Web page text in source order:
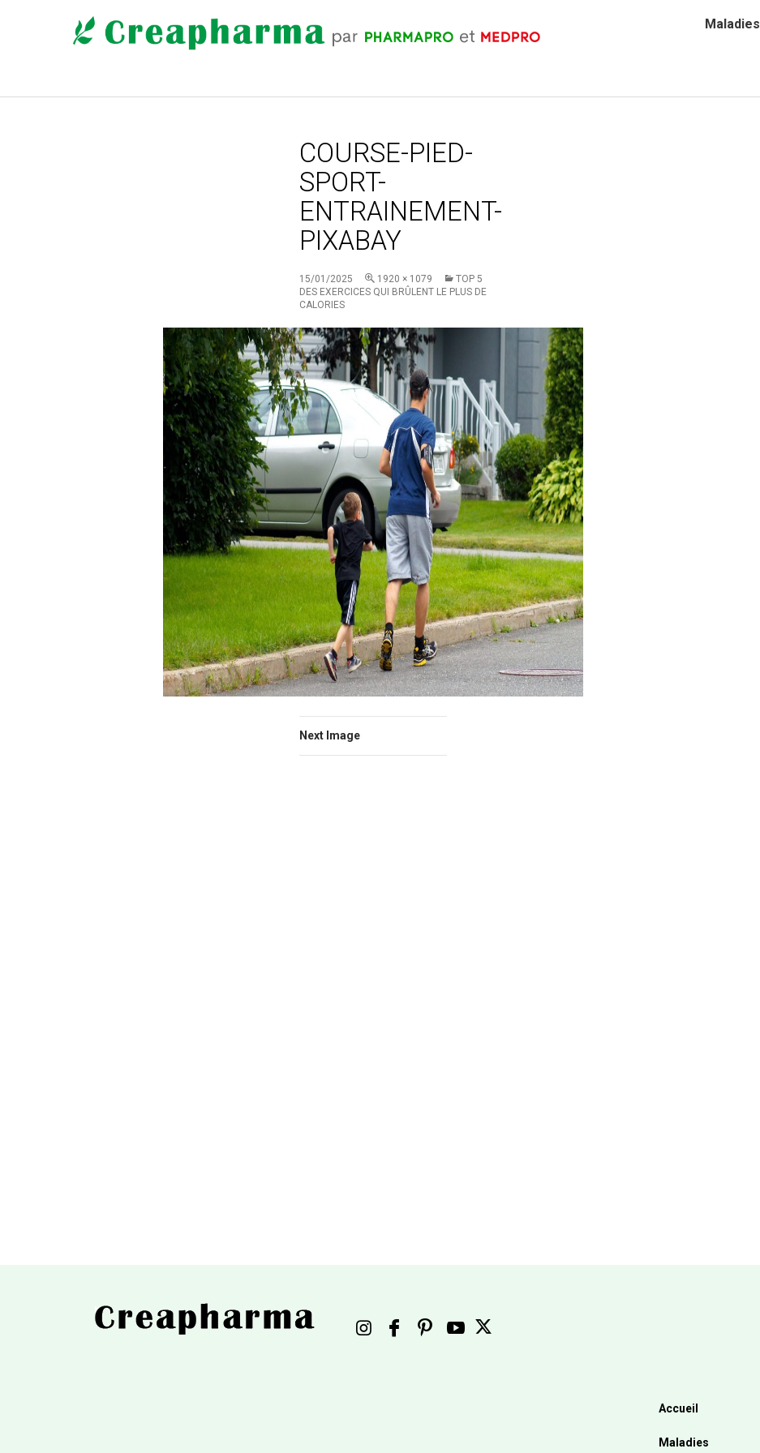
Maladies
COURSE-PIED-
SPORT-
ENTRAINEMENT-
PIXABAY
15/01/2025 1920 × 1079
TOP 5
DES EXERCICES QUI BRÛLENT LE PLUS DE
CALORIES
Next Image
Accueil
Maladies